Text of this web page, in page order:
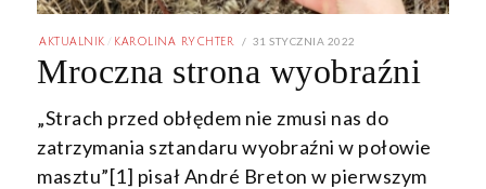
AKTUALNIK KAROLINA RYCHTER
POSTED
31 STYCZNIA 2022
STYCZNIA
2022
Mroczna strona wyobraźni
„Strach przed obłędem nie zmusi nas do
zatrzymania sztandaru wyobraźni w połowie
masztu”[1] pisał André Breton w pierwszym